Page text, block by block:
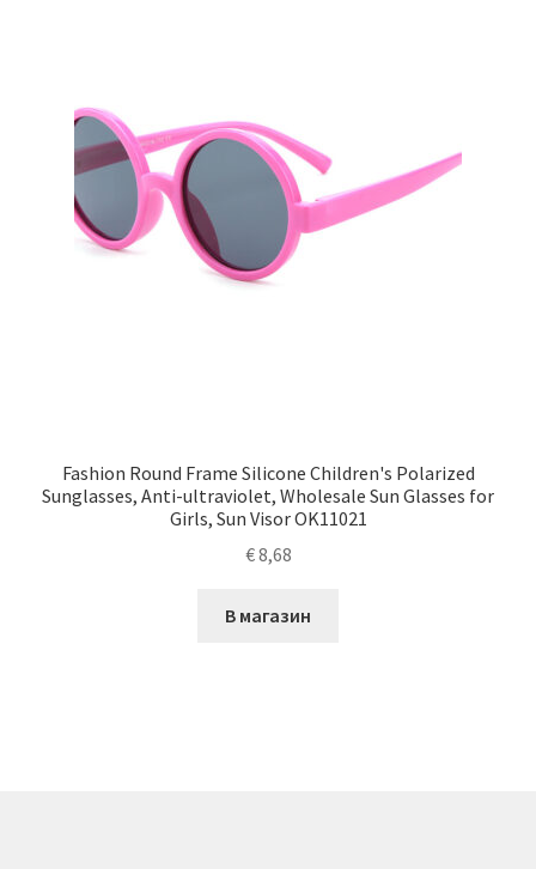
Fashion Round Frame Silicone Children's Polarized
Sunglasses, Anti-ultraviolet, Wholesale Sun Glasses for
Girls, Sun Visor OK11021
€8,68
В магазин